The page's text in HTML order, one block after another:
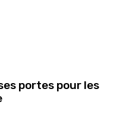
portes pour les